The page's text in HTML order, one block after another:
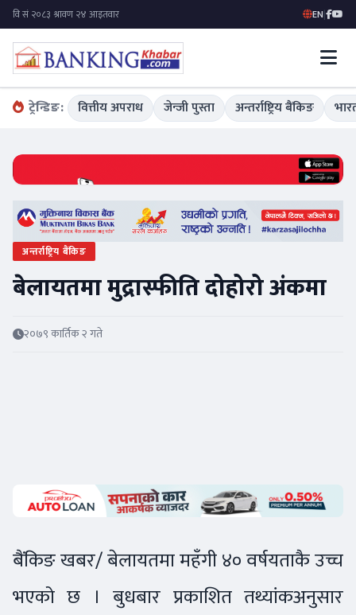
EN|
ट्रेन्डिङ: वित्तीय अपराध जेन्जी पुस्ता अन्तर्राष्ट्रिय बैंकिङ
अन्तर्राष्ट्रिय बैंकिङ
बेलायतमा मुद्रास्फीति दोहोरो अंकमा
२०७९ कार्तिक २ गते
बैंकिङ खबर/ बेलायतमा महँगी ४० वर्षयताकै उच्च
भएको छ । बुधबार प्रकाशित तथ्यांकअनुसार